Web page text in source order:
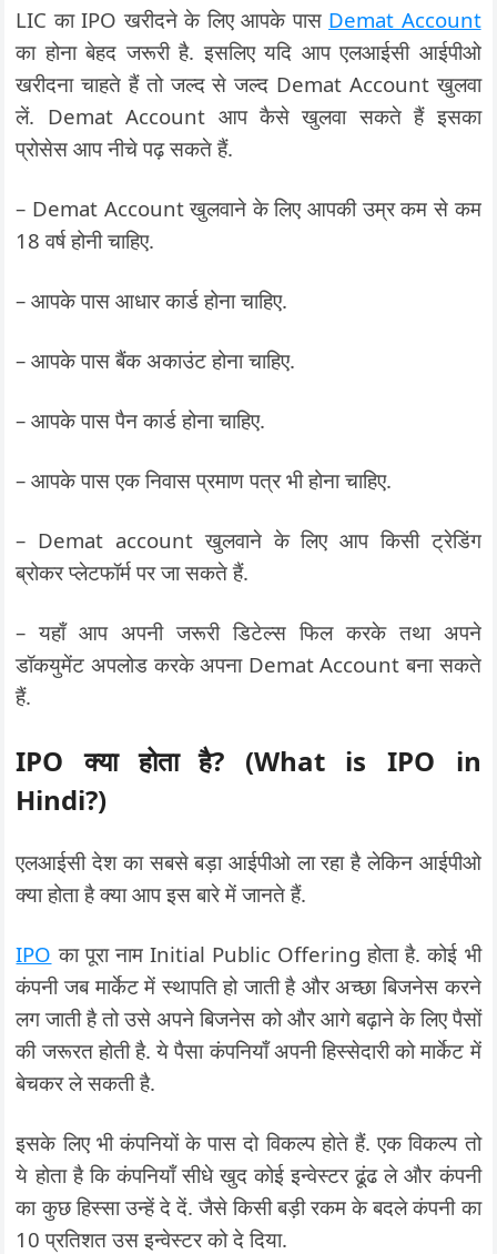
LIC का IPO खरीदने के लिए आपके पास Demat Account
का होना बेहद जरूरी है. इसलिए यदि आप एलआईसी आईपीओ
खरीदना चाहते हैं तो जल्द से जल्द Demat Account खुलवा
लें. Demat Account आप कैसे खुलवा सकते हैं इसका
प्रोसेस आप नीचे पढ़ सकते हैं.
– Demat Account खुलवाने के लिए आपकी उम्र कम से कम
18 वर्ष होनी चाहिए.
– आपके पास आधार कार्ड होना चाहिए.
– आपके पास बैंक अकाउंट होना चाहिए.
– आपके पास पैन कार्ड होना चाहिए.
– आपके पास एक निवास प्रमाण पत्र भी होना चाहिए.
– Demat account खुलवाने के लिए आप किसी ट्रेडिंग
ब्रोकर प्लेटफॉर्म पर जा सकते हैं.
– यहाँ आप अपनी जरूरी डिटेल्स फिल करके तथा अपने
डॉकयुमेंट अपलोड करके अपना Demat Account बना सकते
हैं.
IPO क्या होता है? (What is IPO in
Hindi?)
एलआईसी देश का सबसे बड़ा आईपीओ ला रहा है लेकिन आईपीओ
क्या होता है क्या आप इस बारे में जानते हैं.
IPO का पूरा नाम Initial Public Offering होता है. कोई भी
कंपनी जब मार्केट में स्थापति हो जाती है और अच्छा बिजनेस करने
लग जाती है तो उसे अपने बिजनेस को और आगे बढ़ाने के लिए पैसों
की जरूरत होती है. ये पैसा कंपनियाँ अपनी हिस्सेदारी को मार्केट में
बेचकर ले सकती है.
इसके लिए भी कंपनियों के पास दो विकल्प होते हैं. एक विकल्प तो
ये होता है कि कंपनियाँ सीधे खुद कोई इन्वेस्टर ढूंढ ले और कंपनी
का कुछ हिस्सा उन्हें दे दें. जैसे किसी बड़ी रकम के बदले कंपनी का
10 प्रतिशत उस इन्वेस्टर को दे दिया.